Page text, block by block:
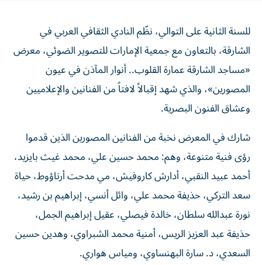
للسنة الثانية على التوالي، نظّم النادي الثقافي العربي في
الشارقة، بالتعاون مع جمعية الإمارات للتصوير الضوئي، معرض
«مساجد الشارقة عمارة القلوب.. أنوار المآذن في عيون
المصورين»، والذي شهد إقبالاً لافتاً من الفنانين والإعلاميين
وعشاق الفنون البصرية.
شارك في المعرض نخبة من الفنانين المصورين الذين قدموا
رؤى فنية متنوعة، وهم: محمد حسين علي، محمد غيث بايزيد،
أحمد عبيد النقبي، أدارش كاروفيش، مي مدحت أرناؤوط، حياة
سعد التركي، حذيفة محمد علي، وائل أنسي، إبراهيم بن رشيد،
نورة عبدالله سلطان، خالدة فيصلي، عقيل إبراهيم الجمل،
حذيفة عبد العزيز الريس، أمنية محمد الشبراوي، وهدين حسين
السعدي، د. سارة البهنساوي، ومياس هواري.